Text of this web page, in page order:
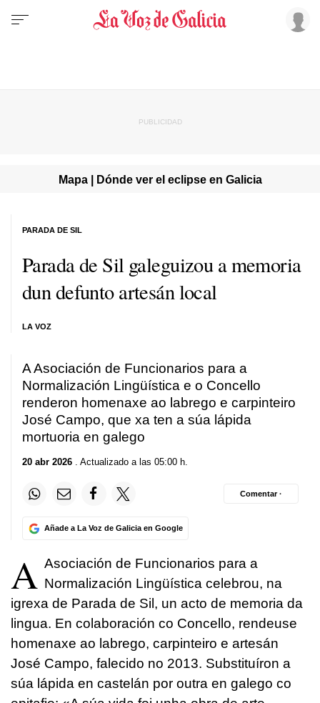
Mapa | Dónde ver el eclipse en Galicia
Parada de Sil galeguizou a memoria
dun defunto artesán local
LA VOZ
PARADA DE SIL
A Asociación de Funcionarios para a
Normalización Lingüística e o Concello
renderon homenaxe ao labrego e carpinteiro
José Campo, que xa ten a súa lápida
mortuoria en galego
20 abr 2026 . Actualizado a las 05:00 h.
Añade a La Voz de Galicia en Google
Comentar ·
A Asociación de Funcionarios para a
Normalización Lingüística celebrou, na
igrexa de Parada de Sil, un acto de memoria da
lingua. En colaboración co Concello, rendeuse
homenaxe ao labrego, carpinteiro e artesán
José Campo, falecido no 2013. Substituíron a
súa lápida en castelán por outra en galego co